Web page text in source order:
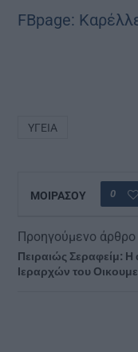
FBpage:
ΥΓΕΊΑ
ΜΟΙΡΑΣΟΥ 0
Προηγούμενο άρθρο
Πειραιώς Σεραφείμ:
Ιεραρχών του